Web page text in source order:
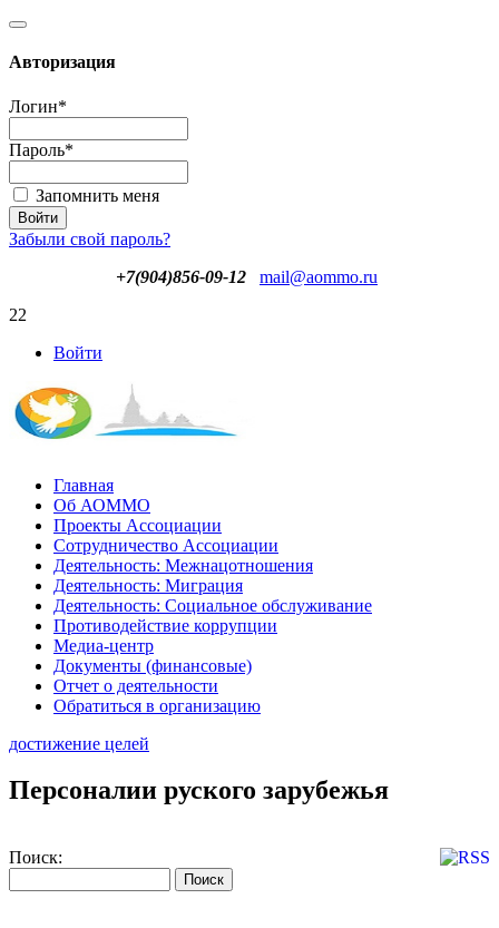
Авторизация
Логин*
Пароль*
Запомнить меня
Забыли свой пароль?
+7(904)856-09-12
mail@aommo.ru
22
Войти
Главная
Об АОММО
Проекты Ассоциации
Сотрудничество Ассоциации
Деятельность: Межнацотношения
Деятельность: Миграция
Деятельность: Социальное обслуживание
Противодействие коррупции
Медиа-центр
Документы (финансовые)
Отчет о деятельности
Обратиться в организацию
достижение целей
Персоналии руского зарубежья
Поиск: